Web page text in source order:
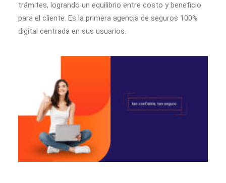
trámites, logrando un equilibrio entre costo y beneficio
para el cliente. Es la primera agencia de seguros 100%
digital centrada en sus usuarios.